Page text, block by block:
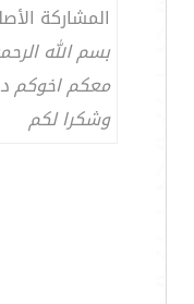
المشاركة
بسم الله
معكم اخوكم
وشكرا لكم